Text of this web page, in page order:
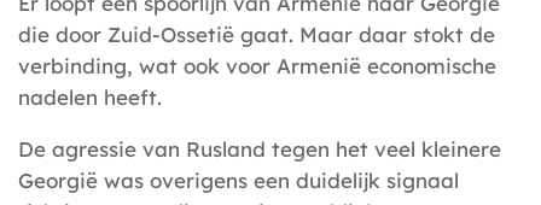
die door Zuid-Ossetië gaat. Maar daar stokt de
verbinding, wat ook voor Armenië economische
nadelen heeft.
De agressie van Rusland tegen het veel kleinere
Georgië was overigens een duidelijk signaal